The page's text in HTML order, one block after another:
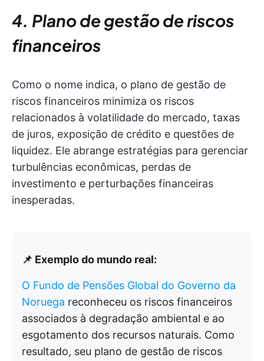
4. Plano de gestão de riscos
financeiros
Como o nome indica, o plano de gestão de
riscos financeiros minimiza os riscos
relacionados à volatilidade do mercado, taxas
de juros, exposição de crédito e questões de
liquidez. Ele abrange estratégias para gerenciar
turbulências econômicas, perdas de
investimento e perturbações financeiras
inesperadas.
📌 Exemplo do mundo real:
O Fundo de Pensões Global do Governo da
Noruega reconheceu os riscos financeiros
associados à degradação ambiental e ao
esgotamento dos recursos naturais. Como
resultado, seu plano de gestão de riscos